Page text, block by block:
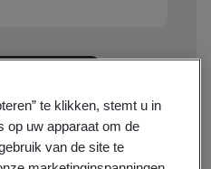
te klikken, stemt u in
op uw apparaat om de
van de site te